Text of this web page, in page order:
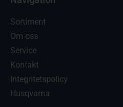
Sortiment
Om oss
Service
Kontakt
Integritetspolicy
Husqvarna